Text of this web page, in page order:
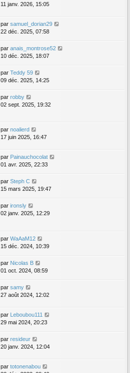
11 janv. 2026, 15:05
par samuel_dorian29
22 déc. 2025, 07:58
par anais_montrose52
10 déc. 2025, 18:07
par Teddy 59
09 déc. 2025, 14:25
par robby
02 sept. 2025, 19:32
par noalierd
17 juin 2025, 16:47
par Painauchocolat
01 avr. 2025, 22:33
par Steph C
15 mars 2025, 19:47
par ironsly
02 janv. 2025, 12:29
par WaAaM12
15 déc. 2024, 10:39
par Nicolas B
01 oct. 2024, 08:59
par samy
27 août 2024, 12:02
par Leboubou111
29 mai 2024, 20:23
par resideur
20 janv. 2024, 12:04
par totonenabou